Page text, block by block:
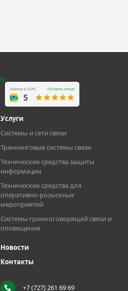
Услуги
Системы и сети связи
Транкинговые системы связи
Технические средства защиты
информации
Технические средства для
оперативно-розыскных
мероприятий
Системы громкоговорящей связи и
оповещения
Новости
Контакты
+7 (727) 261 69 69